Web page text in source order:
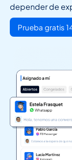
depender de
Prueba gratis